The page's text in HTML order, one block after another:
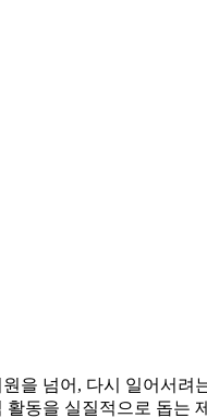
을 넘어, 다시 일어서려
활동을 실질적으로 돕는